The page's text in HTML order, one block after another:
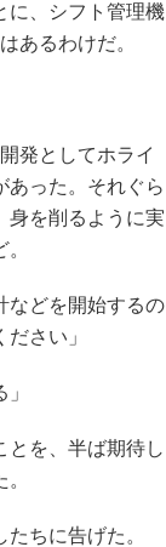
に、シフト管理機
あるわけだ。
発としてホライ
あった。それぐら
身を削るように実
などを開始するの
さい」
を、半ば期待し
ちに告げた。